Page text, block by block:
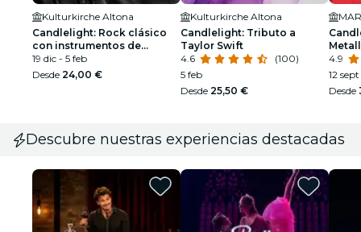
Kulturkirche Altona
Candlelight: Rock clásico
con instrumentos de
cuerda
19 dic - 5 feb
Desde 24,00 €
Kulturkirche Altona
Candlelight: Tributo a
Taylor Swift
4.6
(100)
5 feb
Desde 25,50 €
4.9
12
Desde
Descubre nuestras experiencias destacadas